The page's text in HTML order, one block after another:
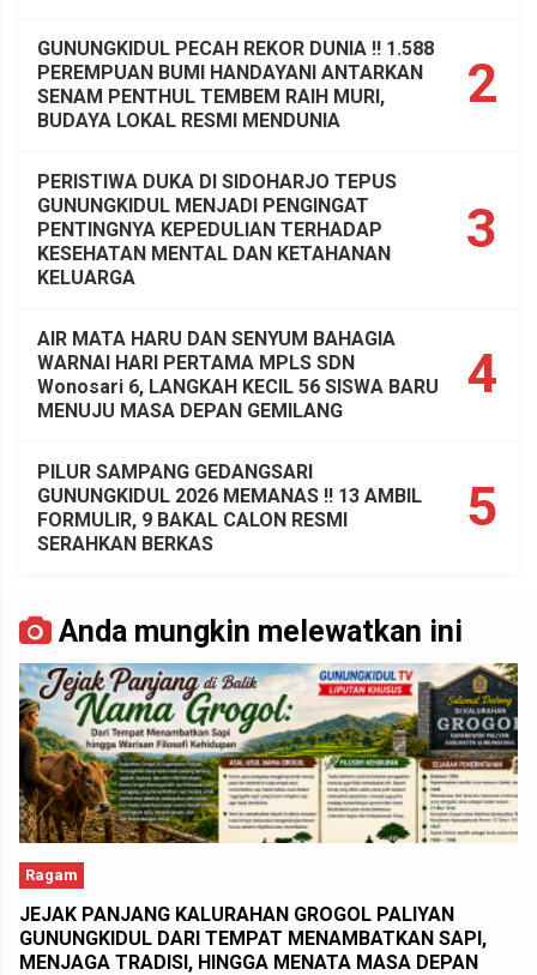
2
GUNUNGKIDUL PECAH REKOR DUNIA !! 1.588
PEREMPUAN BUMI HANDAYANI ANTARKAN
SENAM PENTHUL TEMBEM RAIH MURI,
BUDAYA LOKAL RESMI MENDUNIA
3
PERISTIWA DUKA DI SIDOHARJO TEPUS
GUNUNGKIDUL MENJADI PENGINGAT
PENTINGNYA KEPEDULIAN TERHADAP
KESEHATAN MENTAL DAN KETAHANAN
KELUARGA
4
AIR MATA HARU DAN SENYUM BAHAGIA
WARNAI HARI PERTAMA MPLS SDN
Wonosari 6, LANGKAH KECIL 56 SISWA BARU
MENUJU MASA DEPAN GEMILANG
5
PILUR SAMPANG GEDANGSARI
GUNUNGKIDUL 2026 MEMANAS !! 13 AMBIL
FORMULIR, 9 BAKAL CALON RESMI
SERAHKAN BERKAS
Anda mungkin melewatkan ini
Ragam
JEJAK PANJANG KALURAHAN GROGOL PALIYAN
GUNUNGKIDUL DARI TEMPAT MENAMBATKAN SAPI,
MENJAGA TRADISI, HINGGA MENATA MASA DEPAN